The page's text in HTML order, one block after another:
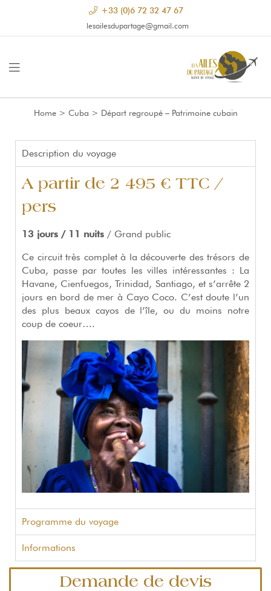
+33 (0)6 72 32 47 67
lesailesdupartage@gmail.com
Home> Cuba > Départ regroupé – Patrimoine cubain
Description du voyage
A partir de 2 495 € TTC /
pers
13 jours / 11 nuits / Grand public
Ce circuit très complet à la découverte des trésors de
Cuba, passe par toutes les villes intéressantes : La
Havane, Cienfuegos, Trinidad, Santiago, et s’arrête 2
jours en bord de mer à Cayo Coco. C’est doute l’un
des plus beaux cayos de l’île, ou du moins notre
coup de coeur….
Programme du voyage
Informations
Demande de devis